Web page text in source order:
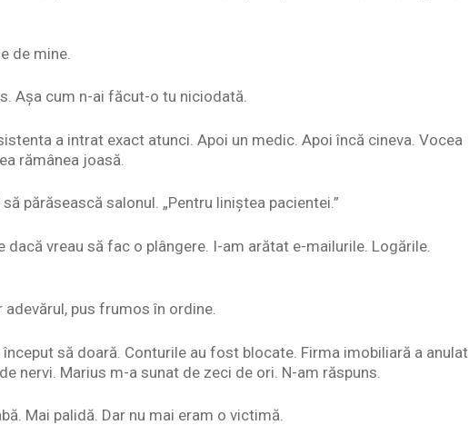
de mine.
Așa cum n-ai făcut-o tu niciodată.
a intrat exact atunci. Apoi un medic. Apoi încă cineva. Vocea
rămânea joasă.
părăsească salonul. „Pentru liniștea pacientei.”
dacă vreau să fac o plângere. I-am arătat e-mailurile. Logările.
pus frumos în ordine.
să doară. Conturile au fost blocate. Firma imobiliară a anulat
nervi. Marius m-a sunat de zeci de ori. N-am răspuns.
Mai palidă. Dar nu mai eram o victimă.